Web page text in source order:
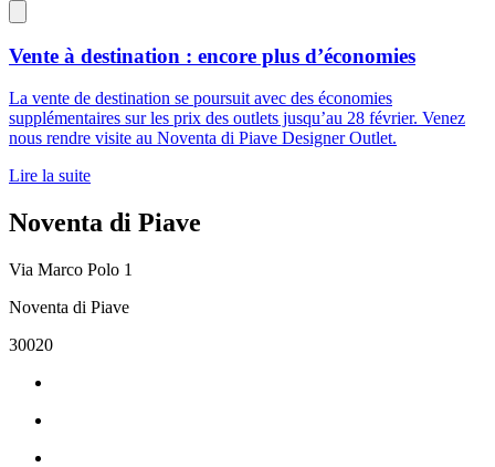
Vente à destination : encore plus d’économies
La vente de destination se poursuit avec des économies
supplémentaires sur les prix des outlets jusqu’au 28 février. Venez
nous rendre visite au Noventa di Piave Designer Outlet.
Lire la suite
Noventa di Piave
Via Marco Polo 1
Noventa di Piave
30020